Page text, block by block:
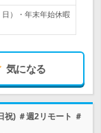
）・年末年始休暇
気になる
祝) ＃週2リモート ＃